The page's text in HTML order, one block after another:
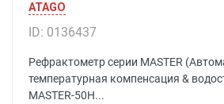
ATAGO
ID: 0136437
Рефрактометр серии MASTER
температурная компенсация &
MASTER-50H...